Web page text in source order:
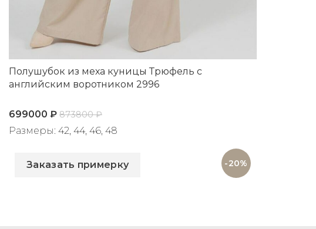
-20%
Полушубок из меха куницы Трюфель с
английским воротником 2996
699000 ₽ 873800₽
Размеры: 42, 44, 46, 48
Заказать примерку